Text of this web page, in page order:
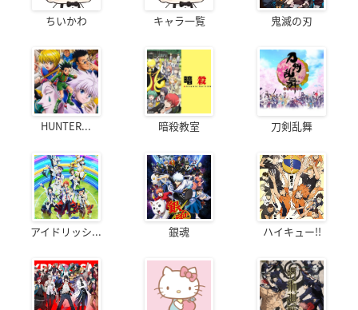
ちいかわ キャラ一覧 鬼滅の刃
HUNTER... 暗殺教室 刀剣乱舞
アイドリッシ... 銀魂 ハイキュー!!